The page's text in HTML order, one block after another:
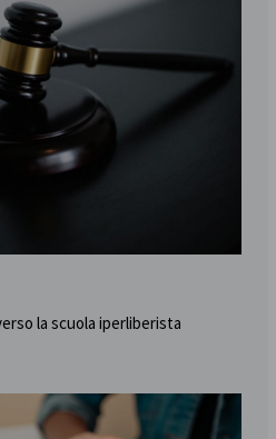
la scuola iperliberista